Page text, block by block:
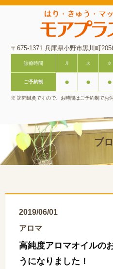
〒675-1371 兵庫県小野市黒川町
診療時間 月 火 水
ご予約制 ● ● ●
※ 訪問鍼灸ですので、お時間はご予約制でお伺
ブ
2019/06/01
アロマ
高純度アロマオイルの
うになりました！